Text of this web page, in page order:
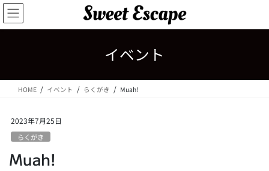
コ
ン
テ
ス
ナ
ビ
ゲ
ン
イベント
HOME イベント らくがき Muah!
2023年7月25日
らくがき
Muah!